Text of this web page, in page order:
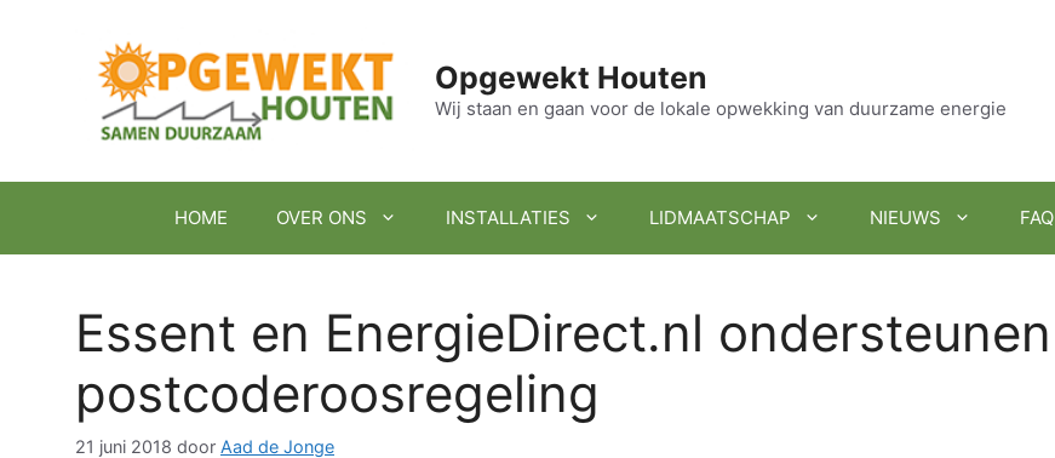
Opgewekt Houten
Wij staan en gaan voor de lokale opwekking van duurzame energie
HOME OVER ONS INSTALLATIES LIDMAATSCHAP NIEUWS FAQ
Essent en EnergieDirect.nl ondersteunen
postcoderoosregeling
21 juni 2018 door Aad de Jonge